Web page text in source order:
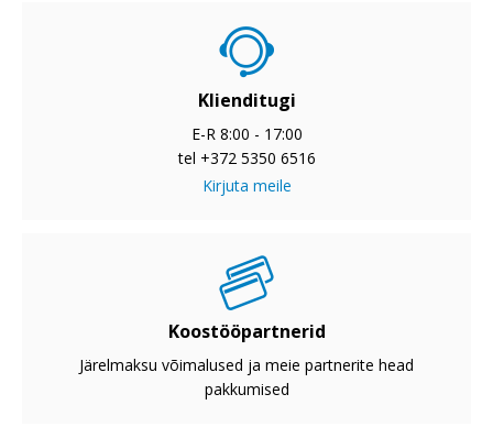
Klienditugi
E-R 8:00 - 17:00
tel +372 5350 6516
Kirjuta meile
Koostööpartnerid
Järelmaksu võimalused ja meie partnerite head
pakkumised